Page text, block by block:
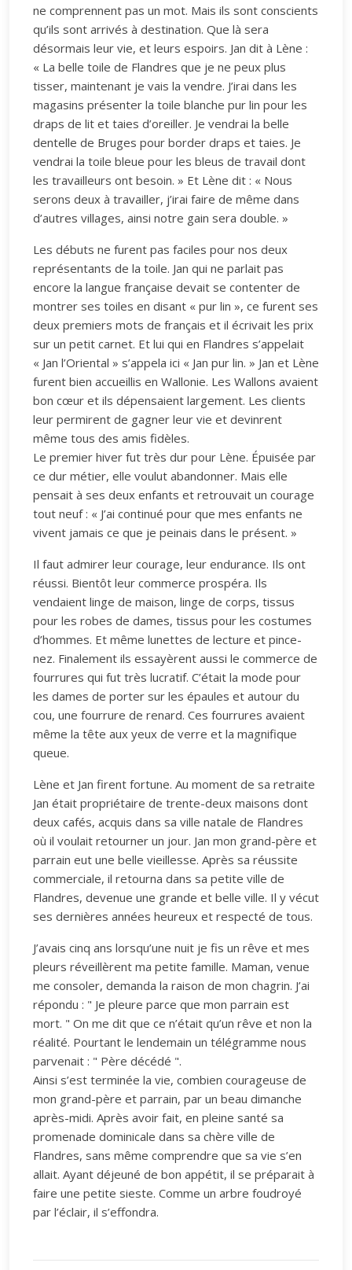
ne comprennent pas un mot. Mais ils sont conscients
qu’ils sont arrivés à destination. Que là sera
désormais leur vie, et leurs espoirs. Jan dit à Lène :
« La belle toile de Flandres que je ne peux plus
tisser, maintenant je vais la vendre. J’irai dans les
magasins présenter la toile blanche pur lin pour les
draps de lit et taies d’oreiller. Je vendrai la belle
dentelle de Bruges pour border draps et taies. Je
vendrai la toile bleue pour les bleus de travail dont
les travailleurs ont besoin. » Et Lène dit : « Nous
serons deux à travailler, j’irai faire de même dans
d’autres villages, ainsi notre gain sera double. »
Les débuts ne furent pas faciles pour nos deux
représentants de la toile. Jan qui ne parlait pas
encore la langue française devait se contenter de
montrer ses toiles en disant « pur lin », ce furent ses
deux premiers mots de français et il écrivait les prix
sur un petit carnet. Et lui qui en Flandres s’appelait
« Jan l’Oriental » s’appela ici « Jan pur lin. » Jan et Lène
furent bien accueillis en Wallonie. Les Wallons avaient
bon cœur et ils dépensaient largement. Les clients
leur permirent de gagner leur vie et devinrent
même tous des amis fidèles.
Le premier hiver fut très dur pour Lène. Épuisée par
ce dur métier, elle voulut abandonner. Mais elle
pensait à ses deux enfants et retrouvait un courage
tout neuf : « J’ai continué pour que mes enfants ne
vivent jamais ce que je peinais dans le présent. »
Il faut admirer leur courage, leur endurance. Ils ont
réussi. Bientôt leur commerce prospéra. Ils
vendaient linge de maison, linge de corps, tissus
pour les robes de dames, tissus pour les costumes
d’hommes. Et même lunettes de lecture et pince-
nez. Finalement ils essayèrent aussi le commerce de
fourrures qui fut très lucratif. C’était la mode pour
les dames de porter sur les épaules et autour du
cou, une fourrure de renard. Ces fourrures avaient
même la tête aux yeux de verre et la magnifique
queue.
Lène et Jan firent fortune. Au moment de sa retraite
Jan était propriétaire de trente-deux maisons dont
deux cafés, acquis dans sa ville natale de Flandres
où il voulait retourner un jour. Jan mon grand-père et
parrain eut une belle vieillesse. Après sa réussite
commerciale, il retourna dans sa petite ville de
Flandres, devenue une grande et belle ville. Il y vécut
ses dernières années heureux et respecté de tous.
J’avais cinq ans lorsqu’une nuit je fis un rêve et mes
pleurs réveillèrent ma petite famille. Maman, venue
me consoler, demanda la raison de mon chagrin. J’ai
répondu : " Je pleure parce que mon parrain est
mort. " On me dit que ce n’était qu’un rêve et non la
réalité. Pourtant le lendemain un télégramme nous
parvenait : " Père décédé ".
Ainsi s’est terminée la vie, combien courageuse de
mon grand-père et parrain, par un beau dimanche
après-midi. Après avoir fait, en pleine santé sa
promenade dominicale dans sa chère ville de
Flandres, sans même comprendre que sa vie s’en
allait. Ayant déjeuné de bon appétit, il se préparait à
faire une petite sieste. Comme un arbre foudroyé
par l’éclair, il s’effondra.